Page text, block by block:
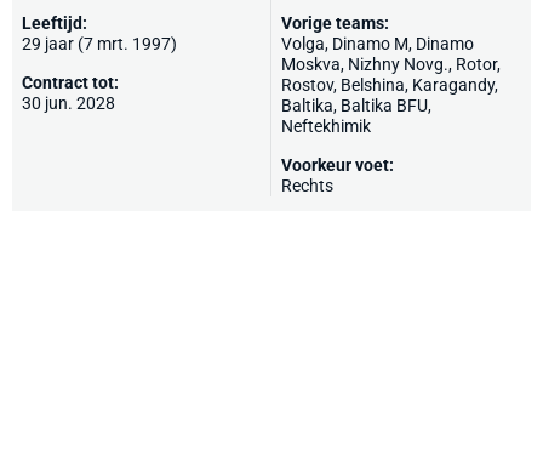
Leeftijd:
29 jaar (7 mrt. 1997)
Contract tot:
30 jun. 2028
Vorige teams:
Volga, Dinamo M, Dinamo
Moskva, Nizhny Novg., Rotor,
Rostov, Belshina, Karagandy,
Baltika, Baltika BFU,
Neftekhimik
Voorkeur voet:
Rechts